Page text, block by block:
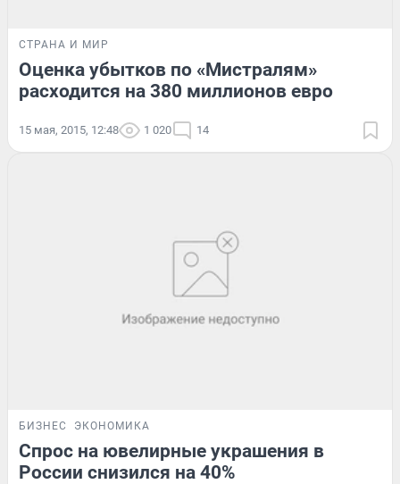
СТРАНА И МИР
Оценка убытков по «Мистралям»
расходится на 380 миллионов евро
15 мая, 2015, 12:48 1 020 14
БИЗНЕС ЭКОНОМИКА
Спрос на ювелирные украшения в
России снизился на 40%